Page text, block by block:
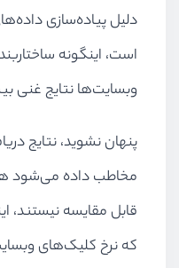
دلیل پیاده‌سازی
است، اینگونه
وبسایت‌ها نتایج غنی
پنهان نشوید، نتایج
مخاطب داده می‌شود
قابل مقایسه نیستند،
که نرخ کلیک‌های